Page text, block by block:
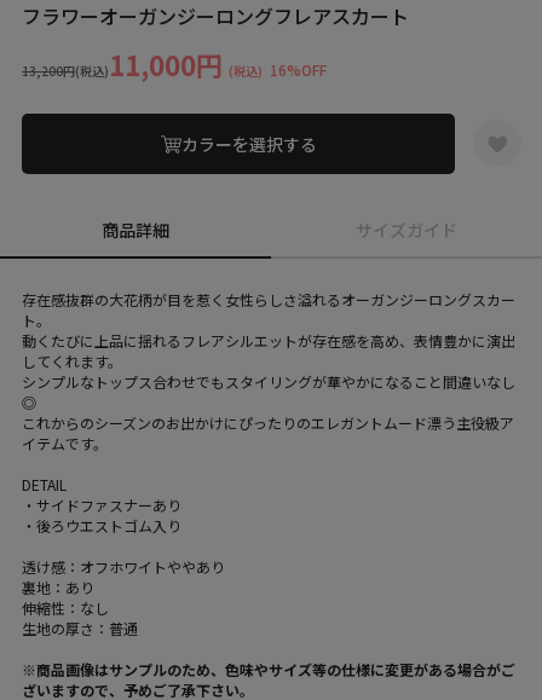
フラワーオーガンジーロングフレアスカート
13,200円(税込) 11,000円 (税込) 16%OFF
カラーを選択する
商品詳細 サイズガイド
存在感抜群の大花柄が目を惹く女性らしさ溢れるオーガンジーロングスカー
ト。
動くたびに上品に揺れるフレアシルエットが存在感を高め、表情豊かに演出
してくれます。
シンプルなトップス合わせでもスタイリングが華やかになること間違いなし
◎
これからのシーズンのお出かけにぴったりのエレガントムード漂う主役級ア
イテムです。
DETAIL
・サイドファスナーあり
・後ろウエストゴム入り
透け感：オフホワイトややあり
裏地：あり
伸縮性：なし
生地の厚さ：普通
※商品画像はサンプルのため、色味やサイズ等の仕様に変更がある場合がご
ざいますので、予めご了承下さい。